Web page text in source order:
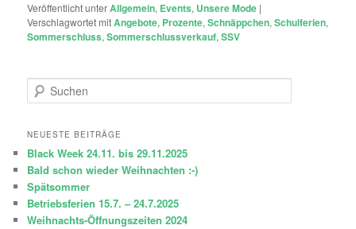
Veröffentlicht unterAllgemein, Events, Unsere Mode |
Verschlagwortet mitAngebote, Prozente,Schnäppchen,Schulferien,
Sommerschluss,Sommerschlussverkauf,SSV
u
h
n
NEUESTE BEITRÄGE
Black Week 24.11. bis 29.11.2025
Bald schon wieder Weihnachten :-)
Spätsommer
Betriebsferien 15.7. – 24.7.2025
Weihnachts-Öffnungszeiten 2024